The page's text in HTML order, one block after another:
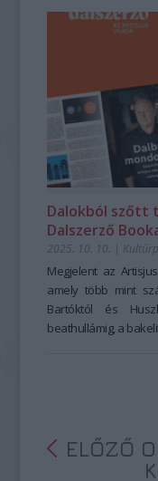
Dalokból szőtt
Dalszerző
2025. 10. 10. |
Megjelent az
amely több mint
Bartóktól és
beathullámig, a
ELŐZŐ